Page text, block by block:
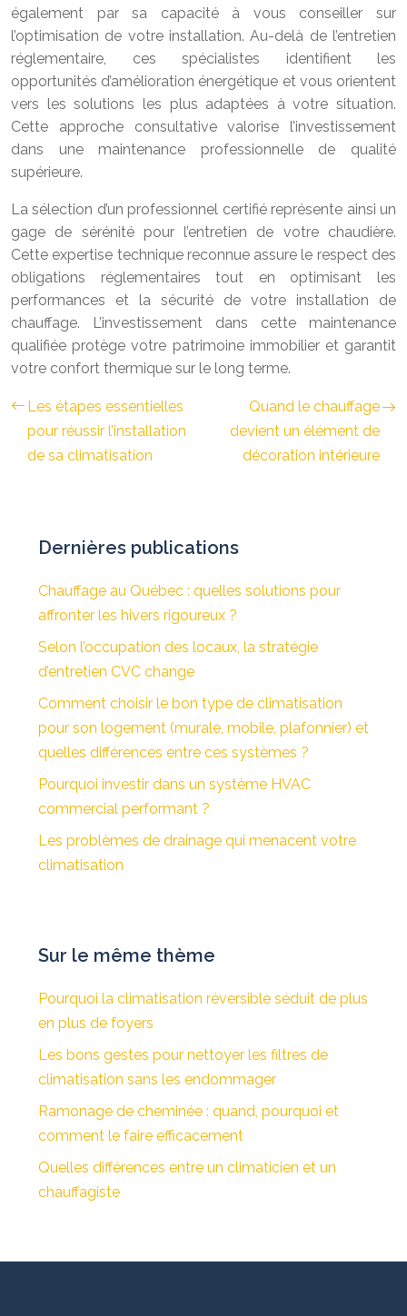
également par sa capacité à vous conseiller sur
l’optimisation de votre installation. Au-delà de l’entretien
réglementaire, ces spécialistes identifient les
opportunités d’amélioration énergétique et vous orientent
vers les solutions les plus adaptées à votre situation.
Cette approche consultative valorise l’investissement
dans une maintenance professionnelle de qualité
supérieure.
La sélection d’un professionnel certifié représente ainsi un
gage de sérénité pour l’entretien de votre chaudière.
Cette expertise technique reconnue assure le respect des
obligations réglementaires tout en optimisant les
performances et la sécurité de votre installation de
chauffage. L’investissement dans cette maintenance
qualifiée protège votre patrimoine immobilier et garantit
votre confort thermique sur le long terme.
Les étapes essentielles
pour réussir l’installation
de sa climatisation
Quand le chauffage
devient un élément de
décoration intérieure
Dernières publications
Chauffage au Québec : quelles solutions pour
affronter les hivers rigoureux ?
Selon l’occupation des locaux, la stratégie
d’entretien CVC change
Comment choisir le bon type de climatisation
pour son logement (murale, mobile, plafonnier) et
quelles différences entre ces systèmes ?
Pourquoi investir dans un système HVAC
commercial performant ?
Les problèmes de drainage qui menacent votre
climatisation
Sur le même thème
Pourquoi la climatisation réversible séduit de plus
en plus de foyers
Les bons gestes pour nettoyer les filtres de
climatisation sans les endommager
Ramonage de cheminée : quand, pourquoi et
comment le faire efficacement
Quelles différences entre un climaticien et un
chauffagiste